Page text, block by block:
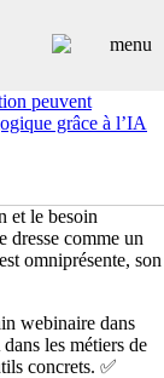
peuvent
grâce à l’IA
et le besoin
dresse comme un
omniprésente, son
webinaire dans
les métiers de
concrets. ✅